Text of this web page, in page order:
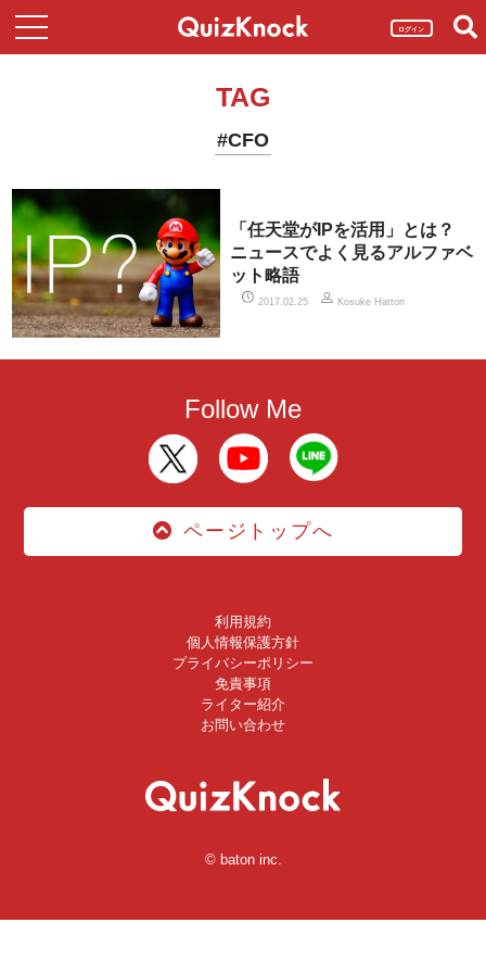
ログイン
TAG
#CFO
「任天堂がIPを活用」とは？
ニュースでよく見るアルファベ
ット略語
2017.02.25 Kosuke Hattori
Follow Me
ページトップへ
利用規約
個人情報保護方針
プライバシーポリシー
免責事項
ライター紹介
お問い合わせ
© baton inc.